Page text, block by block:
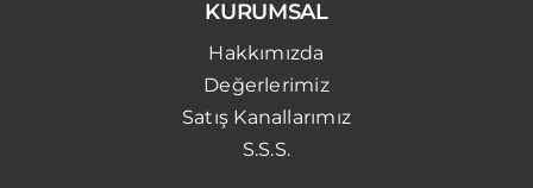
KURUMSAL
Hakkımızda
Değerlerimiz
Satış Kanallarımız
S.S.S.